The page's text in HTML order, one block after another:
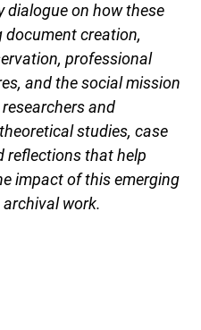
on how these
document creation,
professional
and the social mission
and
studies, case
reflections that help
impact of this emerging
work.